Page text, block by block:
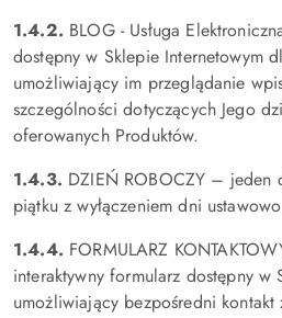
1.4.2. BLOG - Usługa
dostępny w Sklepie Internetowym
umożliwiający im przeglądanie
szczególności dotyczących Jego
oferowanych Produktów.
1.4.3. DZIEŃ ROBOCZY – jeden
piątku z wyłączeniem dni
1.4.4. FORMULARZ
interaktywny formularz dostępny w
umożliwiający bezpośredni kontakt